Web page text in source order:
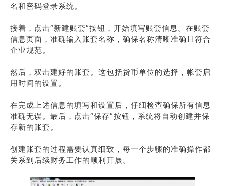
名和密码登录系统。
接着，点击“新建账套”按钮，开始填写账套信息。在账套
信息页面，准确输入账套名称，确保名称清晰准确且符合
企业规范。
然后，双击建好的账套。这包括货币单位的选择，帐套启
用时间的设置。
在完成上述信息的填写和设置后，仔细检查确保所有信息
准确无误。最后，点击“保存”按钮，系统将自动创建并保
存新的账套。
创建账套的过程需要认真细致，每一个步骤的准确操作都
关系到后续财务工作的顺利开展。